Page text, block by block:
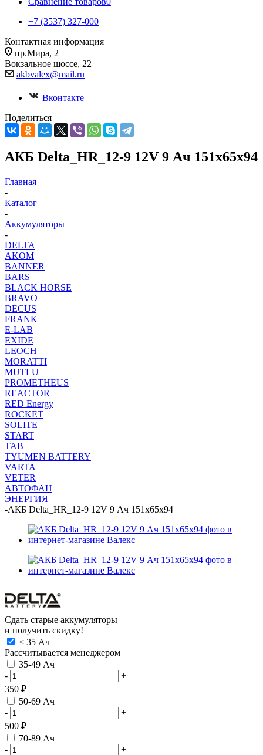
+7 (3537) 327-000
Контактная информация
пр.Мира, 2
Вокзальное шоссе, 22
akbvalex@mail.ru
Вконтакте
Поделиться
АКБ Delta_HR_12-9 12V 9 Ач 151х65х94
Главная
-
Каталог
-
Аккумуляторы
-
DELTA
AKOM
BANNER
BARS
BLACK HORSE
BRAVO
DECUS
FRANK
E-LAB
EXIDE
LEOCH
MORATTI
MUTLU
PROMETHEUS
REACTOR
RED Energy
ROCKET
SOLITE
START
TAB
TYUMEN BATTERY
VARTA
VETER
АВТОФАН
ЭНЕРГИЯ
-АКБ Delta_HR_12-9 12V 9 Ач 151х65х94
Сдать старые аккумуляторы
и получить скидку!
< 35 Ач
Рассчитывается менеджером
35-49 Ач
-
+
350 ₽
50-69 Ач
-
+
500 ₽
70-89 Ач
-
+